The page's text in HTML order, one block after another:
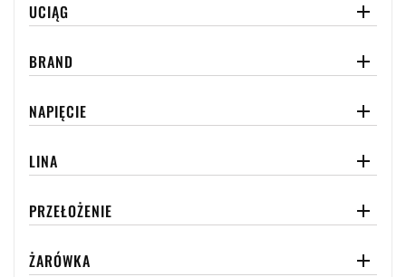
UCIĄG 
BRAND 
NAPIĘCIE 
LINA 
PRZEŁOŻENIE 
ŻARÓWKA 